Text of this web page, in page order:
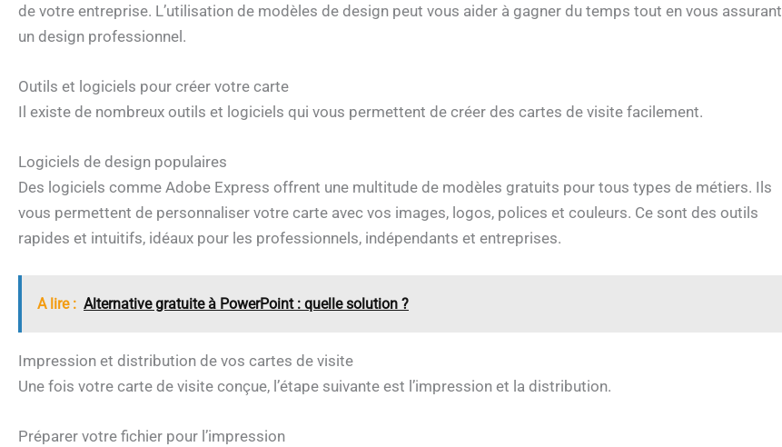
de votre entreprise. L’utilisation de modèles de design peut vous aider à gagner du temps tout en vous assurant
un design professionnel.
Outils et logiciels pour créer votre carte
Il existe de nombreux outils et logiciels qui vous permettent de créer des cartes de visite facilement.
Logiciels de design populaires
Des logiciels comme Adobe Express offrent une multitude de modèles gratuits pour tous types de métiers. Ils
vous permettent de personnaliser votre carte avec vos images, logos, polices et couleurs. Ce sont des outils
rapides et intuitifs, idéaux pour les professionnels, indépendants et entreprises.
A lire : Alternative gratuite à PowerPoint : quelle solution ?
Impression et distribution de vos cartes de visite
Une fois votre carte de visite conçue, l’étape suivante est l’impression et la distribution.
Préparer votre fichier pour l’impression